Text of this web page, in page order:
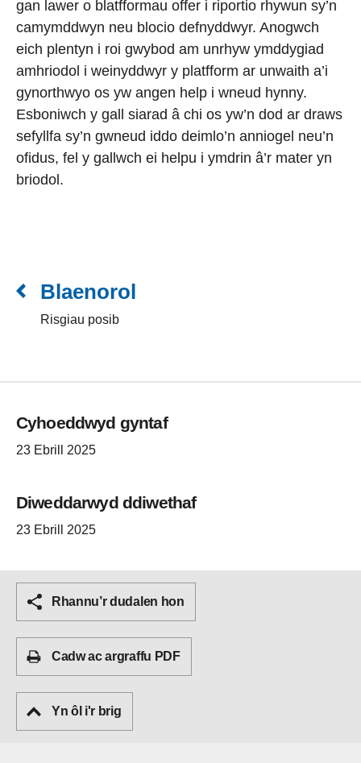
gan lawer o blatfformau offer i riportio rhywun sy’n
camymddwyn neu blocio defnyddwyr. Anogwch
eich plentyn i roi gwybod am unrhyw ymddygiad
amhriodol i weinyddwyr y platfform ar unwaith a’i
gynorthwyo os yw angen help i wneud hynny.
Esboniwch y gall siarad â chi os yw’n dod ar draws
sefyllfa sy’n gwneud iddo deimlo’n anniogel neu’n
ofidus, fel y gallwch ei helpu i ymdrin â’r mater yn
briodol.
Blaenorol
Risgiau posib
Cyhoeddwyd gyntaf
23 Ebrill 2025
Diweddarwyd ddiwethaf
23 Ebrill 2025
Rhannu’r dudalen hon
Cadw ac argraffu PDF
Yn ôl i'r brig